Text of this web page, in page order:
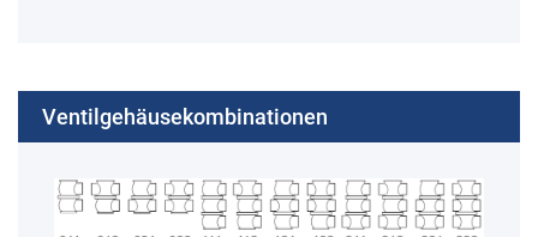
Ventilgehäusekombinationen